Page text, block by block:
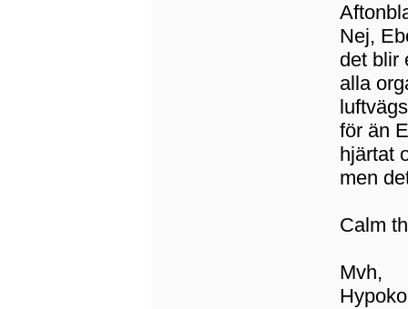
Nej,
det blir
alla
för än
hjärtat
men
Calm
Mvh,